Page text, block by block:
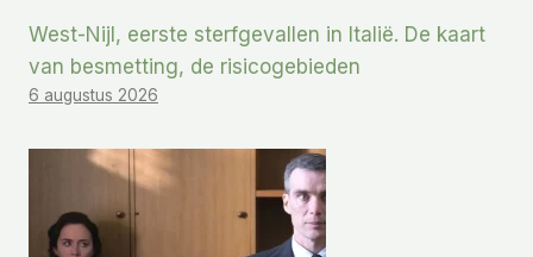
West-Nijl, eerste sterfgevallen in Italië. De kaart
van besmetting, de risicogebieden
6 augustus 2026